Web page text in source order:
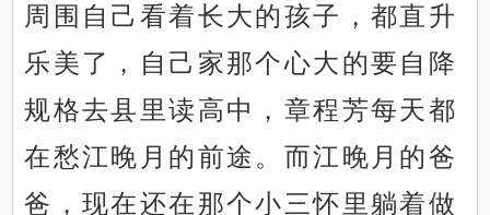
周围自己看着长大的孩子，都直升
乐美了，自己家那个心大的要自降
规格去县里读高中，章程芳每天都
在愁江晚月的前途。而江晚月的爸
爸，现在还在那个小三怀里躺着做